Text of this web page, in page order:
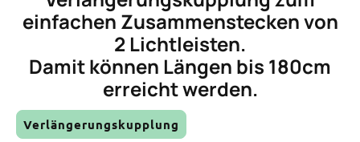
einfachen Zusammenstecken von
2 Lichtleisten.
Damit können Längen bis 180cm
erreicht werden.
Verlängerungskupplung